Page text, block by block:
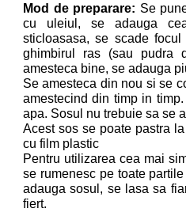
Mod de preparare: Se
cu uleiul, se adauga
sticloasasa, se scade
ghimbirul ras (sau pudra
amesteca bine, se adauga
Se amesteca din nou si se
amestecind din timp in
apa. Sosul nu trebuie sa se
Acest sos se poate pastra
cu film plastic
Pentru utilizarea cea mai
se rumenesc pe toate
adauga sosul, se lasa sa
fiert.